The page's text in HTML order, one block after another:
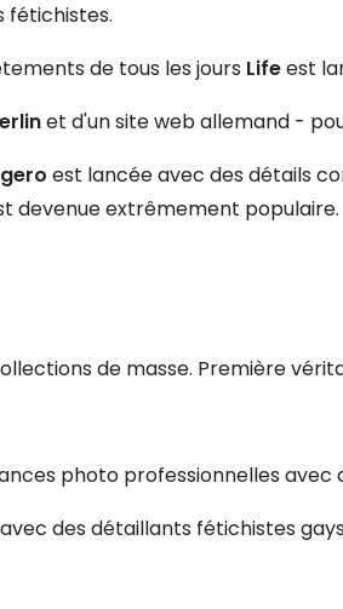
fétichistes.
de tous les jours Lifeest
et d'un site web allemand -
est lancée avec des détails
devenue extrêmement populaire.
de masse. Première
photo professionnelles
des détaillants fétichistes